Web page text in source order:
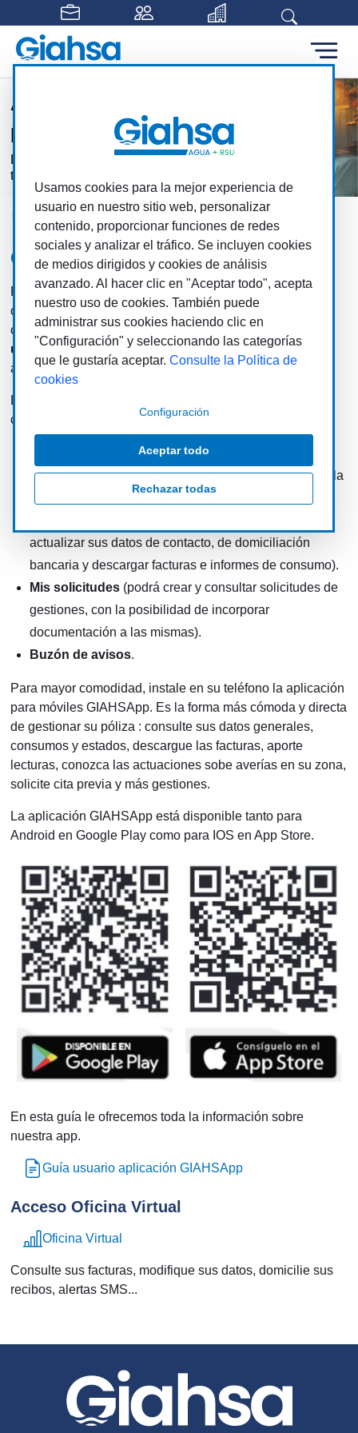
Saltar al contenido principal
Atención personalizada
para cada usuario
Los clientes, los usuarios, son el centro de
todas nuestras acciones
Giahsa Clientes Oficina Virtual y GIAHSApp
Oficina Virtual y GIAHSApp
Para operar en la Oficina Virtual de Giahsa seleccione la
opción "Alta de Usuario". A partir de ese punto podrá
cumplimentar sus datos y recibirá por email su
usuario(que es el NIF o CIF con el que se ha dado de
alta) y sucontraseñapara el futuro acceso.
cuatro apartados:
Gestión de usuario(podrá actualizar sus datos de
correo electrónico, modificar su contraseña o solicitar la
actualizar sus datos de contacto, de domiciliación
bancaria y descargar facturas e informes de consumo).
Mis solicitudes (podrá crear y consultar solicitudes de
gestiones, con la posibilidad de incorporar
documentación a las mismas).
Buzón de avisos.
Para mayor comodidad, instale en su teléfono la aplicación
para móviles GIAHSApp. Es la forma más cómoda y directa
de gestionar su póliza : consulte sus datos generales,
consumos y estados, descargue las facturas, aporte
lecturas, conozca las actuaciones sobe averías en su zona,
solicite cita previa y más gestiones.
La aplicación GIAHSApp está disponible tanto para
Android en Google Play como para IOS en App Store.
En esta guía le ofrecemos toda la información sobre
nuestra app.
Guía usuario aplicación GIAHSApp
Acceso Oficina Virtual
Oficina Virtual
Consulte sus facturas, modifique sus datos, domicilie sus
recibos, alertas SMS...
Usamos cookies para la mejor experiencia de
usuario en nuestro sitio web, personalizar
contenido, proporcionar funciones de redes
sociales y analizar el tráfico. Se incluyen cookies
de medios dirigidos y cookies de análisis
avanzado. Al hacer clic en "Aceptar todo", acepta
nuestro uso de cookies. También puede
administrar sus cookies haciendo clic en
"Configuración" y seleccionando las categorías
que le gustaría aceptar. Consulte la Política de
cookies
Configuración
Aceptar todo
Rechazar todas